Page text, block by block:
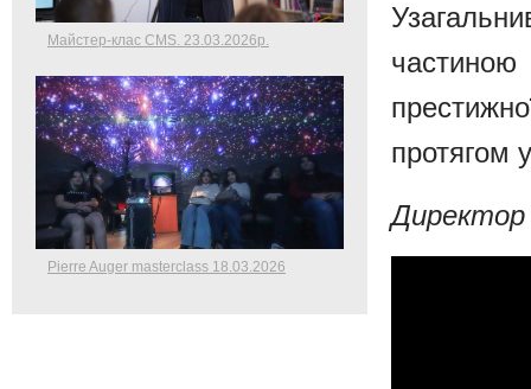
частиною
протягом
Майстер-клас CMS. 23.03.2026р.
Pierre Auger masterclass 18.03.2026